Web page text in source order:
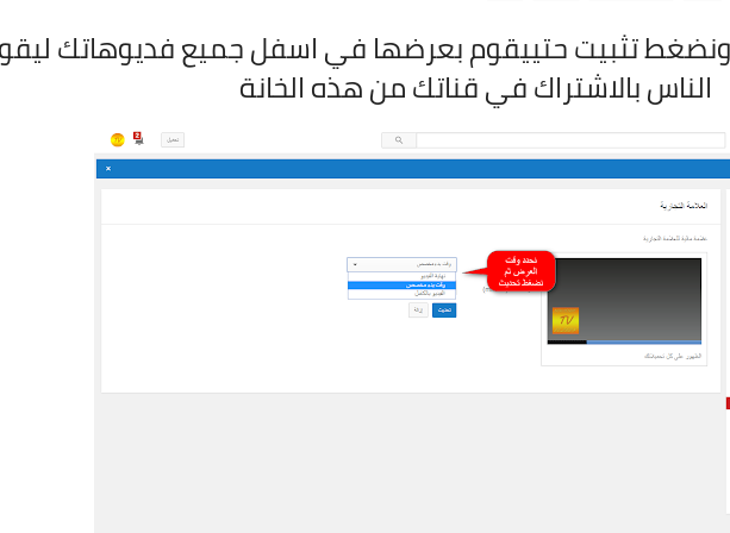
تثبيت حتييقوم بعرضها في اسفل جميع فديوهاتك
الناس بالاشتراك في قناتك من هذه الخانة